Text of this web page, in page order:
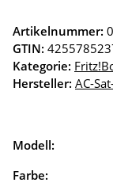
Artikelnummer:
GTIN:
Kategorie:
Hersteller: AC-
Modell:
Farbe: